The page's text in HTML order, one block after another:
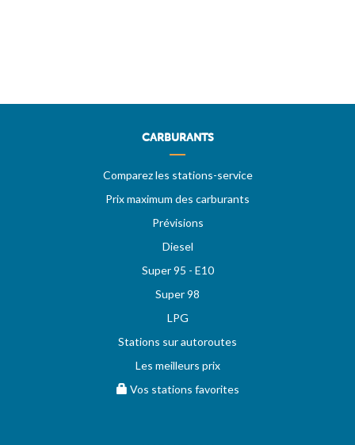
CARBURANTS
Comparez les stations-service
Prix maximum des carburants
Prévisions
Diesel
Super 95 - E10
Super 98
LPG
Stations sur autoroutes
Les meilleurs prix
Vos stations favorites